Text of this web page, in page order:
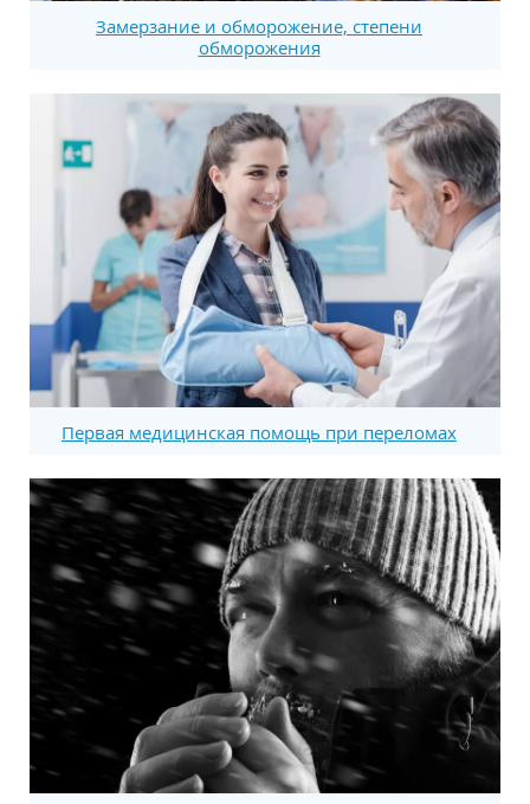
Замерзание и обморожение, степени
обморожения
Первая медицинская помощь при переломах